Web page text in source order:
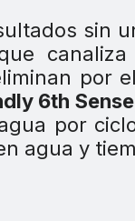
sin
por
6th Sense
por
agua y